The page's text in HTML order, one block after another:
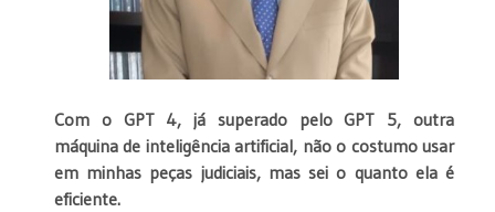
Com o GPT 4, já superado pelo GPT 5, outra
máquina de inteligência artificial, não o costumo usar
em minhas peças judiciais, mas sei o quanto ela é
eficiente.